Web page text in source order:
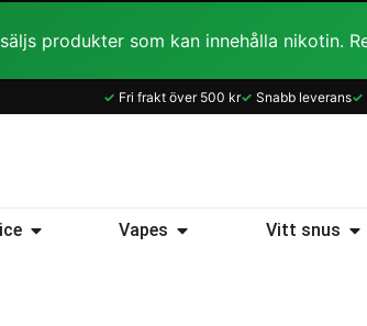
produkter som kan innehålla nikotin.
✓ Fri frakt över 500 kr✓ Snabb leverans✓
Öppna E-juiceVapes Öppna VapesVitt snus